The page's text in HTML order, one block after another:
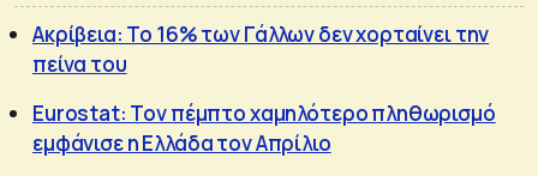
Ακρίβεια: Το 16% των Γάλλων δεν χορταίνει την
πείνα του
Eurostat: Τον πέμπτο χαμηλότερο πληθωρισμό
εμφάνισε η Ελλάδα τον Απρίλιο